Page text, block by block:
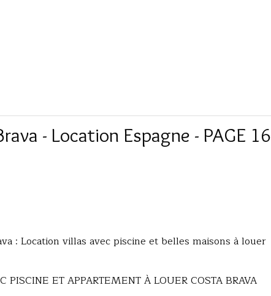
- Location Espagne - PAGE 16
: Location villas avec piscine et belles maisons à louer
ET APPARTEMENT À LOUER COSTA BRAVA